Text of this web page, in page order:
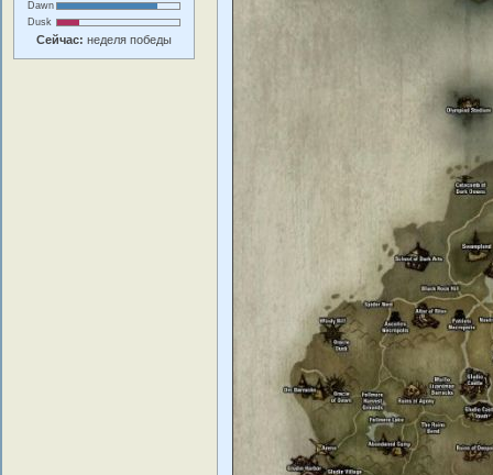
Dawn
Dusk
Сейчас: неделя победы